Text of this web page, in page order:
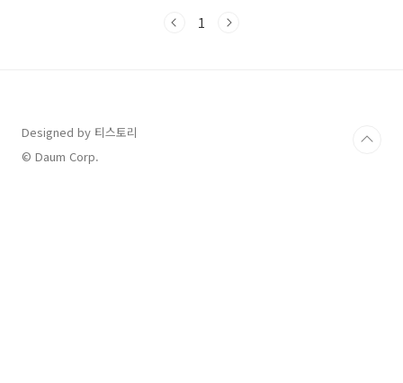
(전 회차 동시 공개)넷플릭스 오리지널 시리즈는 보통 태평양 표준
1
Designed by 티스토리
© Daum Corp.